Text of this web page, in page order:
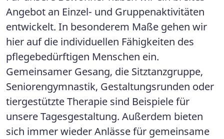
Angebot an Einzel- und Gruppenaktivitäten
entwickelt. In besonderem Maße gehen wir
hier auf die individuellen Fähigkeiten des
pflegebedürftigen Menschen ein.
Gemeinsamer Gesang, die Sitztanzgruppe,
Seniorengymnastik, Gestaltungsrunden oder
tiergestützte Therapie sind Beispiele für
unsere Tagesgestaltung. Außerdem bieten
sich immer wieder Anlässe für gemeinsame